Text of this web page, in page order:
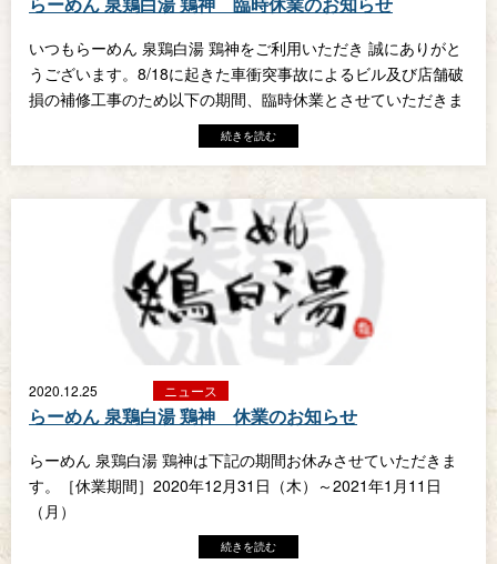
らーめん 泉鶏白湯 鶏神 臨時休業のお知らせ
いつもらーめん 泉鶏白湯 鶏神をご利用いただき 誠にありがと
うございます。8/18に起きた車衝突事故によるビル及び店舗破
損の補修工事のため以下の期間、臨時休業とさせていただきま
続きを読む
2020.12.25
ニュース
らーめん 泉鶏白湯 鶏神 休業のお知らせ
らーめん 泉鶏白湯 鶏神は下記の期間お休みさせていただきま
す。［休業期間］2020年12月31日（木）～2021年1月11日
（月）
続きを読む